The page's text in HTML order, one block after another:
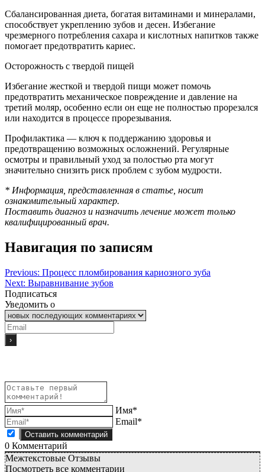
Сбалансированная диета, богатая витаминами и минералами,
способствует укреплению зубов и десен. Избегание
чрезмерного потребления сахара и кислотных напитков также
помогает предотвратить кариес.
Осторожность с твердой пищей
Избегание жесткой и твердой пищи может помочь
предотвратить механическое повреждение и давление на
третий моляр, особенно если он еще не полностью прорезался
или находится в процессе прорезывания.
Профилактика — ключ к поддержанию здоровья и
предотвращению возможных осложнений. Регулярные
осмотры и правильный уход за полостью рта могут
значительно снизить риск проблем с зубом мудрости.
* Информация, представленная в статье, носит
ознакомительный характер.
Поставить диагноз и назначить лечение может только
квалифицированный врач.
Навигация по записям
Previous: Процесс пломбирования кариозного зуба
Next: Выравнивание зубов
Подписаться
Уведомить о
Имя*
Email*
0 Комментарий
Межтекстовые Отзывы
Посмотреть все комментарии